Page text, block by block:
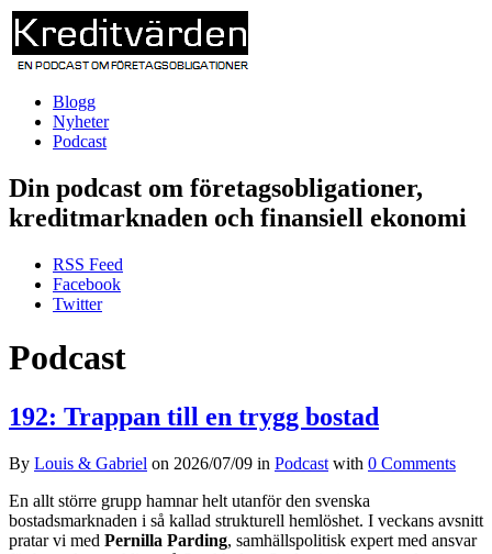
Blogg
Nyheter
Podcast
Din podcast om företagsobligationer,
kreditmarknaden och finansiell ekonomi
RSS Feed
Facebook
Twitter
Podcast
192: Trappan till en trygg bostad
By Louis & Gabriel on 2026/07/09 in Podcast with 0 Comments
En allt större grupp hamnar helt utanför den svenska
bostadsmarknaden i så kallad strukturell hemlöshet. I veckans avsnitt
pratar vi med Pernilla Parding, samhällspolitisk expert med ansvar